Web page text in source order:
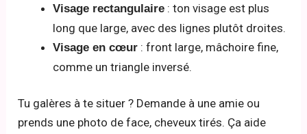
Visage rectangulaire : ton visage est plus
long que large, avec des lignes plutôt droites.
Visage en cœur : front large, mâchoire fine,
comme un triangle inversé.
Tu galères à te situer ? Demande à une amie ou
prends une photo de face, cheveux tirés. Ça aide